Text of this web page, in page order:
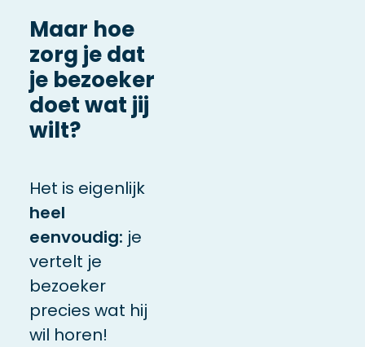
Maar hoe
zorg je dat
je bezoeker
doet wat jij
wilt?
Het is eigenlijk
heel
eenvoudig: je
vertelt je
bezoeker
precies wat hij
wil horen!